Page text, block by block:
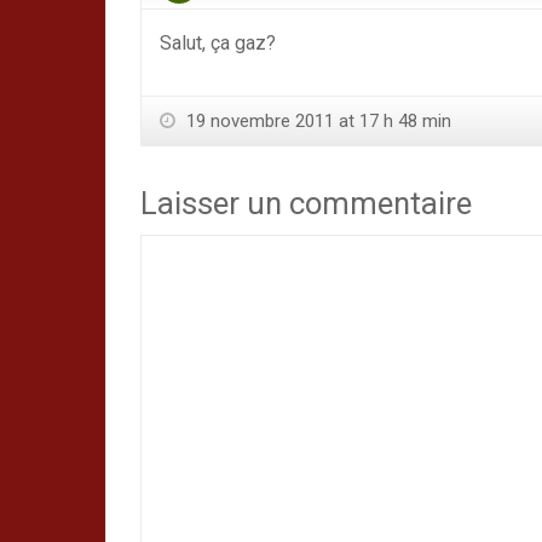
Salut, ça gaz?
19 novembre 2011 at 17 h 48 min
Laisser un commentaire